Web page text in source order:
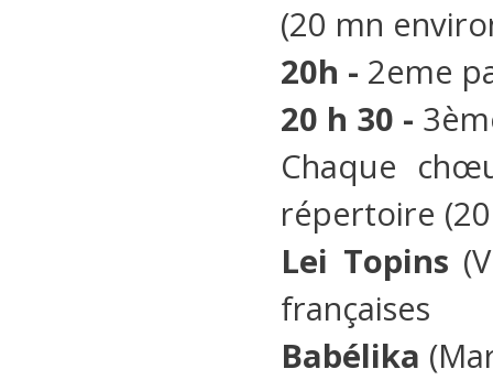
(20 mn
20h - 2eme
20 h 30 -
Chaque
répertoire
Lei Topins
françaises
Babélika